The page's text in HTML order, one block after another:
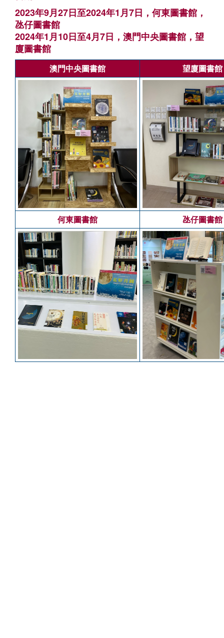
2023年9月27日至2024年1月7日，何東圖書館，
氹仔圖書館
2024年1月10日至4月7日，澳門中央圖書館，望
廈圖書館
澳門中央圖書館 望廈圖書館
何東圖書館 氹仔圖書館